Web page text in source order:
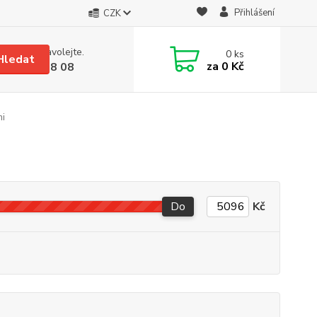
CZK Přihlášení
si rady? Zavolejte.
608 08 18 08
0ks
za 0 Kč
Do Kč